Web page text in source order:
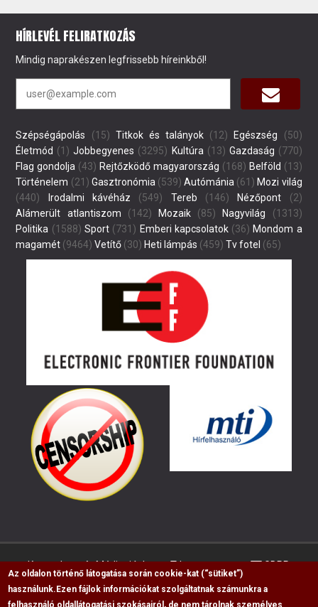
HÍRLEVÉL FELIRATKOZÁS
Mindig naprakészen legfrissebb híreinkből!
Szépségápolás (15) Titkok és talányok (12) Egészség (50)
Életmód (1) Jobbegyenes (3295) Kultúra(13) Gazdaság (770)
Flag gondolja (43) Rejtőzködő magyarország (168) Belföld (13)
Történelem (21) Gasztronómia(539) Autómánia (61) Mozi világ
(440)
Irodalmi kávéház (549) Tereb (146) Nézőpont (2)
Alámerült atlantiszom (142) Mozaik (85) Nagyvilág (1313)
Politika (1588) Sport(731) Emberi kapcsolatok(36) Mondom a
magamét (9464) Vetítő (30) Heti lámpás (459) Tv fotel (65)
Kapcsolat Médiaajánlat Impresszum GDPR
Az oldalon történő látogatása során cookie-kat (“sütiket”)
használunk. Ezen fájlok információkat szolgáltatnak számunkra a
felhasználó oldallátogatási szokásairól, de nem tárolnak személyes